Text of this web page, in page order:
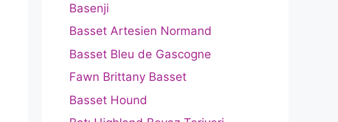
Basenji
Basset Artesien Normand
Basset Bleu de Gascogne
Fawn Brittany Basset
Basset Hound